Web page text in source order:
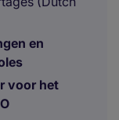
en
voor het